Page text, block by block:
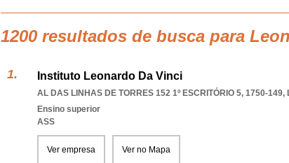
1200 resultados de busca para
Instituto Leonardo Da Vinci
AL DAS LINHAS DE TORRES 152 1º ESCRITÓRIO 5, 1750-149,
Ensino superior
ASS
Ver empresa Ver no Mapa